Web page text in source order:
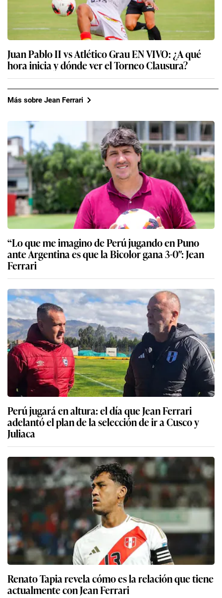
Juan Pablo II vs Atlético Grau EN VIVO: ¿A qué
hora inicia y dónde ver el Torneo Clausura?
Más sobre Jean Ferrari
“Lo que me imagino de Perú jugando en Puno
ante Argentina es que la Bicolor gana 3-0″: Jean
Ferrari
Perú jugará en altura: el día que Jean Ferrari
adelantó el plan de la selección de ir a Cusco y
Juliaca
Renato Tapia revela cómo es la relación que tiene
actualmente con Jean Ferrari